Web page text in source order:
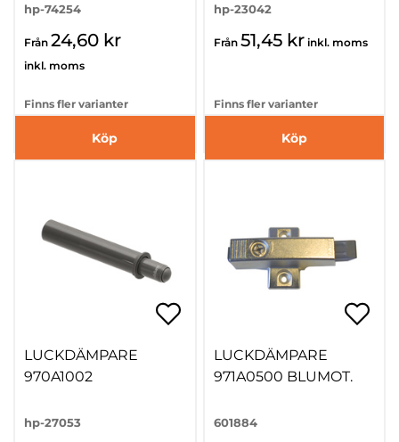
hp-74254
Från 24,60 kr
inkl. moms
Finns fler varianter
Köp
hp-23042
Från 51,45 kr inkl. moms
Finns fler varianter
Köp
LUCKDÄMPARE
970A1002
hp-27053
LUCKDÄMPARE
971A0500 BLUMOT.
601884